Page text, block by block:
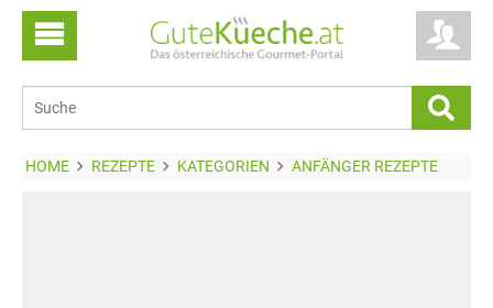
HOME REZEPTE KATEGORIEN ANFÄNGER REZEPTE